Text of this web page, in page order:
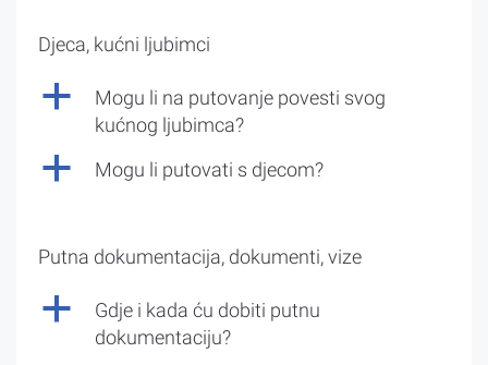
Djeca, kućni ljubimci
a
Mogu li na putovanje povesti svog
kućnog ljubimca?
a Mogu li putovati s djecom?
Putna dokumentacija, dokumenti, vize
a
Gdje i kada ću dobiti putnu
dokumentaciju?